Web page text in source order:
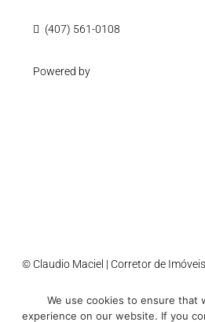
(407) 561-0108
Powered by
© Claudio Maciel | Corretor de
Accessibility Cookie Policy
We use cookies to ensure that
experience on our website. If you